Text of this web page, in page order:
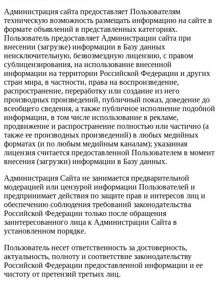
Администрация сайта предоставляет Пользователям
техническую возможность размещать информацию на сайте в
формате объявлений в представленных категориях.
Пользователь предоставляет Администрации сайта при
внесении (загрузке) информации в Базу данных
неисключительную, безвозмездную лицензию, с правом
сублицензирования, на использование внесенной
информации на территории Российской Федерации и других
стран мира, в частности, права на воспроизведение,
распространение, переработку или создание из него
производных произведений, публичный показ, доведение до
всеобщего сведения, а также публичное исполнение подобной
информации, в том числе использование в рекламе,
продвижение и распространение полностью или частично (а
также ее производных произведений) в любых медийных
форматах (и по любым медийным каналам); указанная
лицензия считается предоставленной Пользователем в момент
внесения (загрузки) информации в Базу данных.
Администрация Сайта не занимается предварительной
модерацией или цензурой информации Пользователей и
предпринимает действия по защите прав и интересов лиц и
обеспечению соблюдения требований законодательства
Российской Федерации только после обращения
заинтересованного лица к Администрации Сайта в
установленном порядке.
Пользователь несет ответственность за достоверность,
актуальность, полноту и соответствие законодательству
Российской Федерации предоставленной информации и ее
чистоту от претензий третьих лиц.